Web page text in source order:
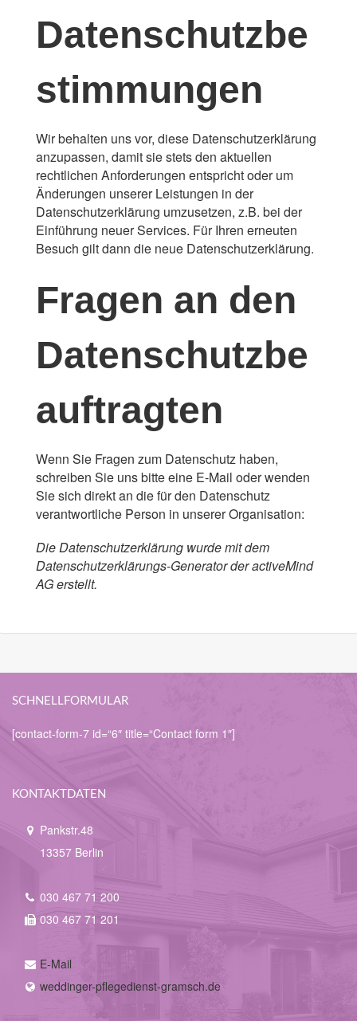
Datenschutzbe
stimmungen
Wir behalten uns vor, diese Datenschutzerklärung
anzupassen, damit sie stets den aktuellen
rechtlichen Anforderungen entspricht oder um
Änderungen unserer Leistungen in der
Datenschutzerklärung umzusetzen, z.B. bei der
Einführung neuer Services. Für Ihren erneuten
Besuch gilt dann die neue Datenschutzerklärung.
Fragen an den
Datenschutzbe
auftragten
Wenn Sie Fragen zum Datenschutz haben,
schreiben Sie uns bitte eine E-Mail oder wenden
Sie sich direkt an die für den Datenschutz
verantwortliche Person in unserer Organisation:
Die Datenschutzerklärung wurde mit dem
Datenschutzerklärungs-Generator der activeMind
AG erstellt.
SCHNELLFORMULAR
[contact-form-7 id=“6″ title=“Contact form 1″]
KONTAKTDATEN
Pankstr.48
13357 Berlin
030 467 71 200
030 467 71 201
E-Mail
weddinger-pflegedienst-gramsch.de